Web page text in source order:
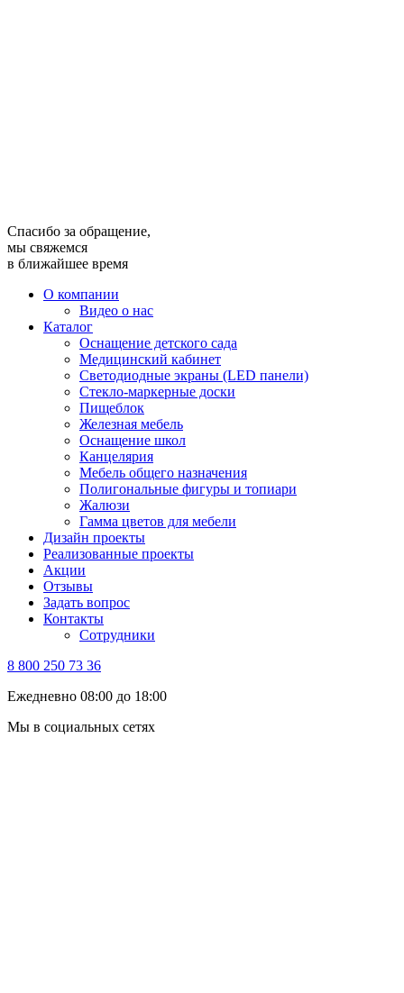
Спасибо за обращение,
мы свяжемся
в ближайшее время
О компании
Видео о нас
Каталог
Оснащение детского сада
Медицинский кабинет
Светодиодные экраны (LED панели)
Стекло-маркерные доски
Пищеблок
Железная мебель
Оснащение школ
Канцелярия
Мебель общего назначения
Полигональные фигуры и топиари
Жалюзи
Гамма цветов для мебели
Дизайн проекты
Реализованные проекты
Акции
Отзывы
Задать вопрос
Контакты
Сотрудники
8 800 250 73 36
Ежедневно 08:00 до 18:00
Мы в социальных сетях